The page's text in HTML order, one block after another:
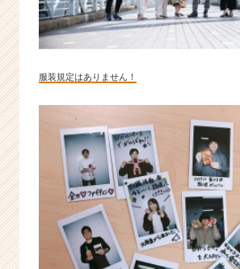
ー・
成
業
ら
ス
カ
ウ
ト
が
届
く
就
活
服装規定はありません！